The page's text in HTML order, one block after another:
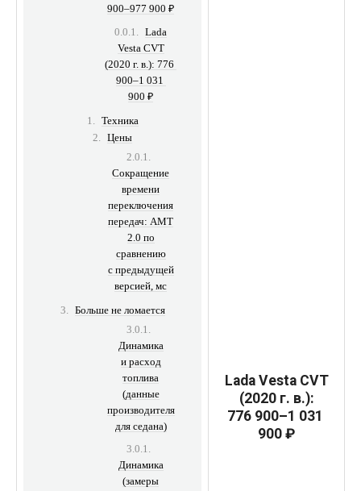
900–977 900 ₽
Lada
Vesta CVT
(2020 г. в.): 776
900–1 031
900 ₽
Техника
Цены
Сокращение
времени
переключения
передач: АМТ
2.0 по
сравнению
с предыдущей
версией, мс
Больше не ломается
Динамика
и расход
топлива
(данные
производителя
для седана)
Динамика
(замеры
Lada Vesta CVT
(2020 г. в.):
776 900–1 031
900 ₽